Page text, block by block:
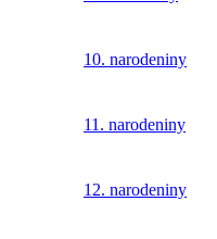
10. narodeniny
11. narodeniny
12. narodeniny